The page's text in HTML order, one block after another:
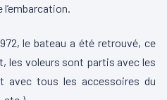
le bateau a été retrouvé, ce
les voleurs sont partis avec les
avec tous les accessoires du